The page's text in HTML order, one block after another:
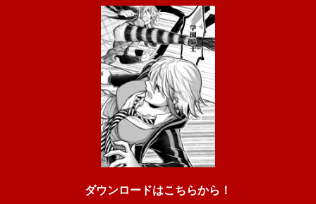
ダウンロードはこちらから！